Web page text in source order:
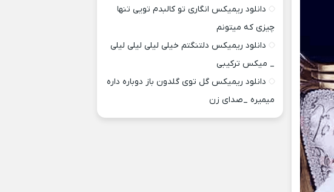
دانلود ریمیکس انگاری تو کالبدم تویی تنها
چیزی که میتونم
دانلود ریمیکس دلتنگتم خیلی لیلی لیلی لیلی
_ میکس ترکیبی
دانلود ریمیکس گل توی گلدون باز دوباره داره
میمیره _صدای زن